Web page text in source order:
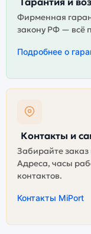
Фирменная
закону РФ — всё
Подробнее о
Контакты и
Забирайте
Адреса, часы
контактов.
Контакты MiPort